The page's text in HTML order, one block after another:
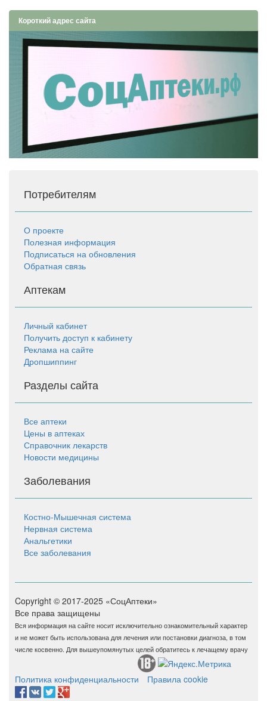
Короткий адрес сайта
Потребителям
О проекте
Полезная информация
Подписаться на обновления
Обратная связь
Аптекам
Личный кабинет
Получить доступ к кабинету
Реклама на сайте
Дропшиппинг
Разделы сайта
Все аптеки
Цены в аптеках
Справочник лекарств
Новости медицины
Заболевания
Костно-Мышечная система
Нервная система
Анальгетики
Все заболевания
Copyright © 2017-2025 «СоцАптеки»
Все права защищены
Вся информация на сайте носит исключительно ознакомительный характер
и не может быть использована для лечения или постановки диагноза, в том
числе косвенно. Для вышеупомянутых целей обратитесь к лечащему врачу
Политика конфиденциальности Правила cookie